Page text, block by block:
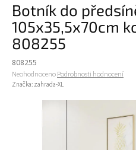
Botník do
105x35,5x70cm
808255
808255
Průměrné hodnocení produktu je 0,0
NeohodnocenoPodrobnosti hodnocení
Značka: zahrada-XL